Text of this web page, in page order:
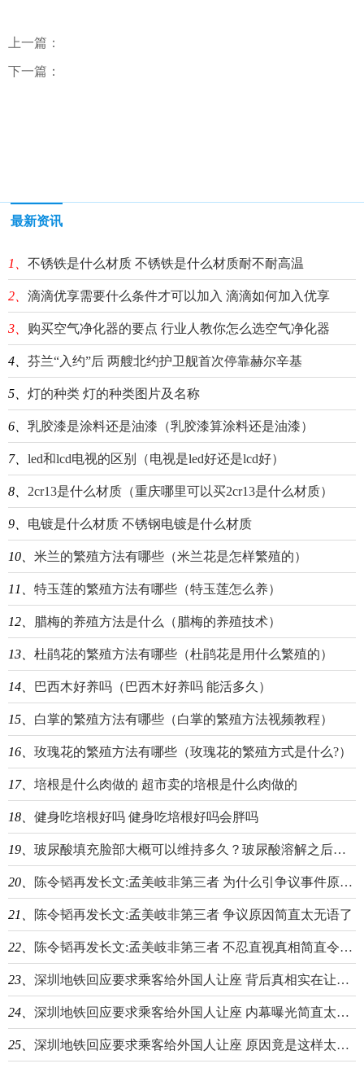
上一篇：
下一篇：
最新资讯
1、 不锈铁是什么材质 不锈铁是什么材质耐不耐高温
2、 滴滴优享需要什么条件才可以加入 滴滴如何加入优享
3、 购买空气净化器的要点 行业人教你怎么选空气净化器
4、 芬兰“入约”后 两艘北约护卫舰首次停靠赫尔辛基
5、 灯的种类 灯的种类图片及名称
6、 乳胶漆是涂料还是油漆（乳胶漆算涂料还是油漆）
7、 led和lcd电视的区别（电视是led好还是lcd好）
8、 2cr13是什么材质（重庆哪里可以买2cr13是什么材质）
9、 电镀是什么材质 不锈钢电镀是什么材质
10、 米兰的繁殖方法有哪些（米兰花是怎样繁殖的）
11、 特玉莲的繁殖方法有哪些（特玉莲怎么养）
12、 腊梅的养殖方法是什么（腊梅的养殖技术）
13、 杜鹃花的繁殖方法有哪些（杜鹃花是用什么繁殖的）
14、 巴西木好养吗（巴西木好养吗 能活多久）
15、 白掌的繁殖方法有哪些（白掌的繁殖方法视频教程）
16、 玫瑰花的繁殖方法有哪些（玫瑰花的繁殖方式是什么?）
17、 培根是什么肉做的 超市卖的培根是什么肉做的
18、 健身吃培根好吗 健身吃培根好吗会胖吗
19、 玻尿酸填充脸部大概可以维持多久？玻尿酸溶解之后多长时间可以再打？
20、 陈令韬再发长文:孟美岐非第三者 为什么引争议事件原因始末详情揭秘
21、 陈令韬再发长文:孟美岐非第三者 争议原因简直太无语了
22、 陈令韬再发长文:孟美岐非第三者 不忍直视真相简直令人震惊
23、 深圳地铁回应要求乘客给外国人让座 背后真相实在让人惊愕
24、 深圳地铁回应要求乘客给外国人让座 内幕曝光简直太惊人
25、 深圳地铁回应要求乘客给外国人让座 原因竟是这样太意外了